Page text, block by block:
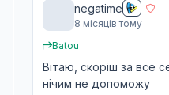
negatime
8 місяців тому
Batou
Вітаю, скоріш за все
нічим не допоможу